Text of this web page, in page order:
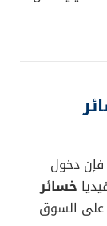
بتقنية